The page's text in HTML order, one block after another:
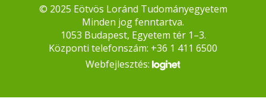
© 2025 Eötvös Loránd Tudományegyetem
Minden jog fenntartva.
1053 Budapest, Egyetem tér 1–3.
Központi telefonszám: +36 1 411 6500
Webfejlesztés: